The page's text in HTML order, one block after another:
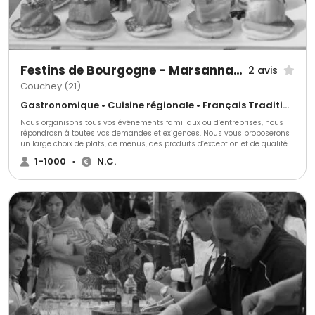
Festins de Bourgogne - Marsannay La Cote 2 avis
Couchey (21)
Gastronomique • Cuisine régionale • Français Traditionnel
Nous organisons tous vos événements familiaux ou d’entreprises, nous
répondrosn à toutes vos demandes et exigences. Nous vous proposerons
un large choix de plats, de menus, des produits d’exception et de qualité.
Pour plus d’informations, venez nous rencontrer également dan notre
magasin de Marsannay-la-Côte.
1-1000 • N.C.